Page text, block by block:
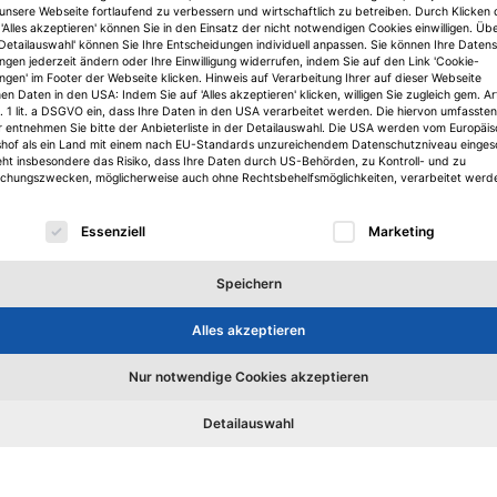
Christine Soergel und Frank
Pantelmann wechseln zu HBB
Centermanagement in das Vermietungsteam Nord-Ost.
Webseite fortlaufend zu verbessern und wirtschaftlich zu betreiben. Durch Klicken
akzeptieren' können Sie in den Einsatz der nicht notwendigen Cookies einwilligen.
können Sie Ihre Entscheidungen individuell anpassen. Sie können Ihre
jederzeit ändern oder Ihre Einwilligung widerrufen, indem Sie auf den Link 'Cookie-
im Footer der Webseite klicken. Hinweis auf Verarbeitung Ihrer auf dieser Webseite
Daten in den USA: Indem Sie auf 'Alles akzeptieren' klicken, willigen Sie zugleich gem.
1 lit. a DSGVO ein, dass Ihre Daten in den USA verarbeitet werden. Die hiervon umfassten
entnehmen Sie bitte der Anbieterliste in der Detailauswahl. Die USA werden vom
als ein Land mit einem nach EU-Standards unzureichendem Datenschutzniveau
insbesondere das Risiko, dass Ihre Daten durch US-Behörden, zu Kontroll- und zu
möglicherweise auch ohne Rechtsbehelfsmöglichkeiten, verarbeitet
eine Liste der Service-Gruppen, für die eine
Essenziell Marketing
Speichern
Alles akzeptieren
Nur notwendige Cookies akzeptieren
Detailauswahl